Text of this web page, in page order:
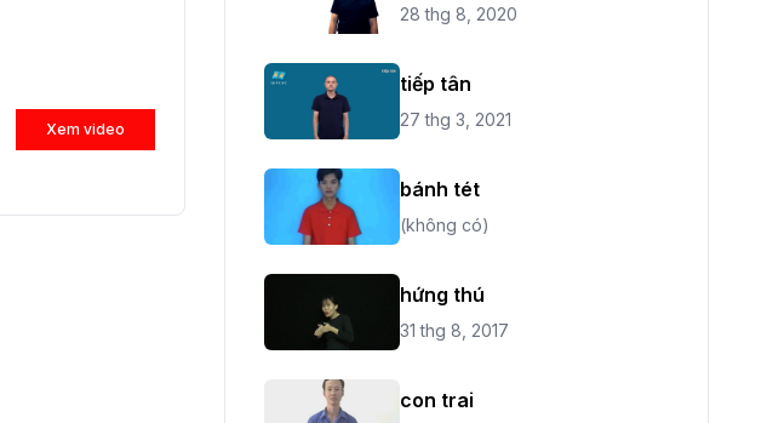
Xem video
28 thg 8, 2020
tiếp tân
27 thg 3, 2021
bánh tét
(không có)
hứng thú
31 thg 8, 2017
con trai